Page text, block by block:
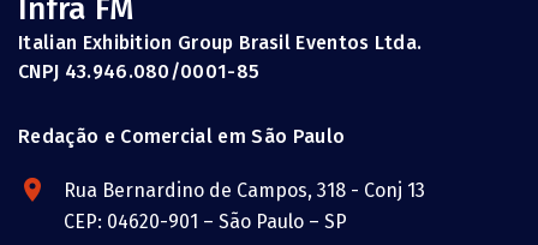
Infra FM
Italian Exhibition Group Brasil Eventos Ltda.
CNPJ 43.946.080/0001-85
Redação e Comercial em São Paulo
Rua Bernardino de Campos, 318 - Conj 13
CEP: 04620-901 – São Paulo – SP